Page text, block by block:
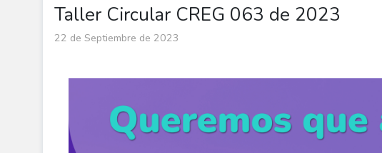
Taller Circular CREG 063 de 2023
22 de Septiembre de 2023